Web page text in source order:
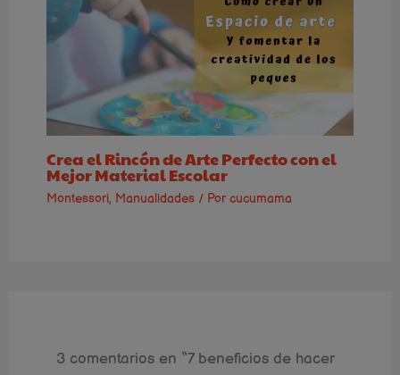
Crea el Rincón de Arte Perfecto con el
Mejor Material Escolar
Montessori, Manualidades/ Por cucumama
3 comentarios en “7 beneficios de hacer